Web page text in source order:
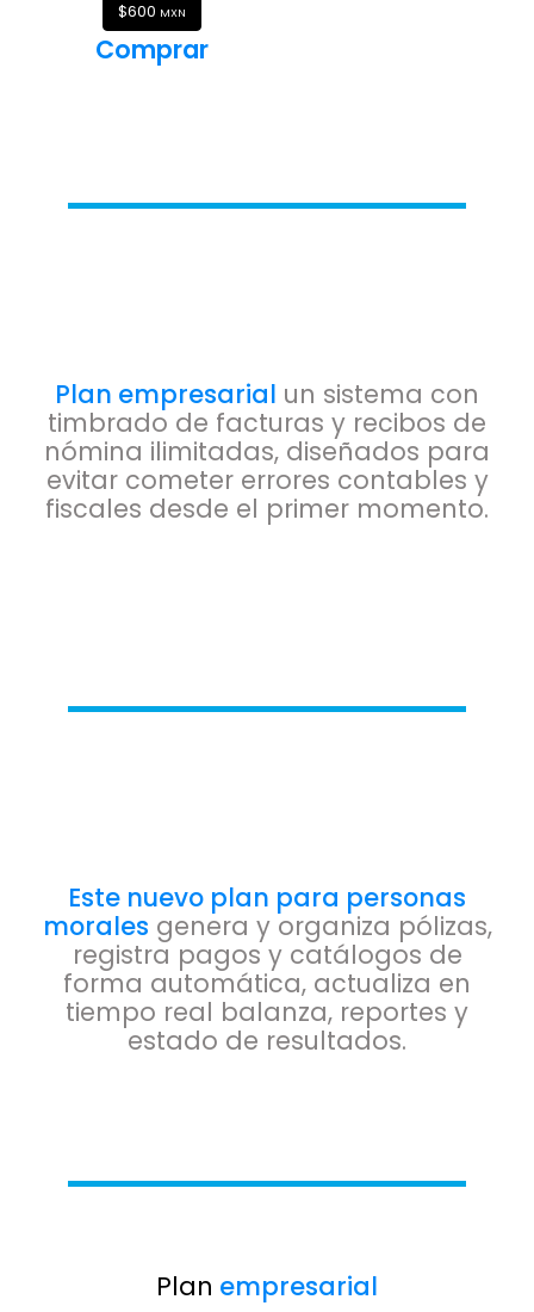
$600 MXN
Comprar
Plan empresarial un sistema con
timbrado de facturas y recibos de
nómina ilimitadas, diseñados para
evitar cometer errores contables y
fiscales desde el primer momento.
Este nuevo plan para personas
morales genera y organiza pólizas,
registra pagos y catálogos de
forma automática, actualiza en
tiempo real balanza, reportes y
estado de resultados.
Plan empresarial